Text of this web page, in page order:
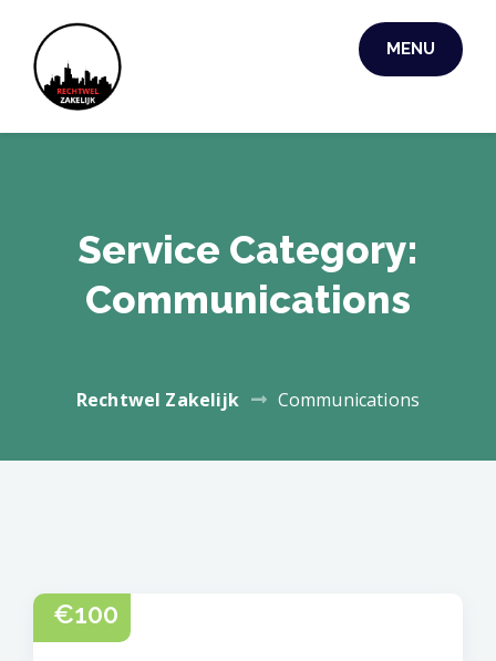
content
MENU
Service Category:
Communications
Rechtwel Zakelijk Communications
€100